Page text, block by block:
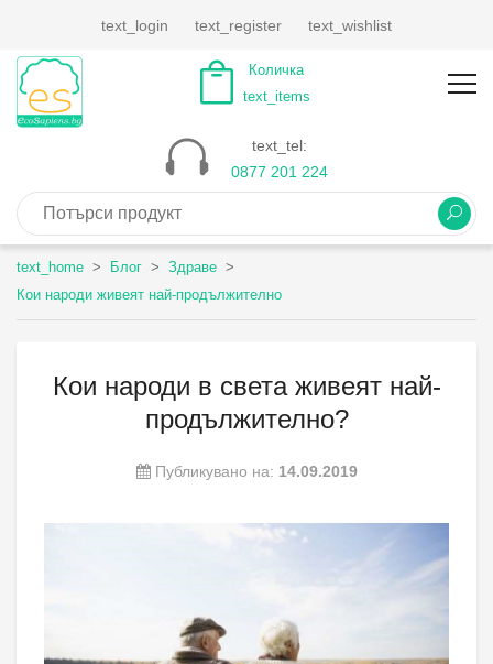
text_login text_register text_wishlist
Количка
text_items
text_tel:
0877 201 224
text_home Блог
Здраве
Кои народи живеят най-продължително
Кои народи в света живеят най-
продължително?
Публикувано на: 14.09.2019